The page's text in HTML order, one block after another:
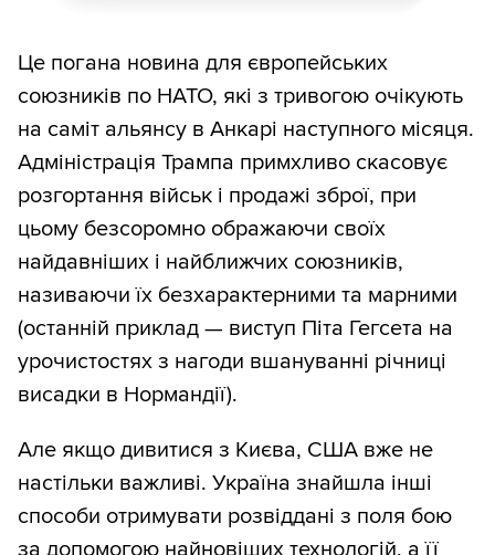
Це погана новина для європейських
союзників по НАТО, які з тривогою очікують
на саміт альянсу в Анкарі наступного місяця.
Адміністрація Трампа примхливо скасовує
розгортання військ і продажі зброї, при
цьому безсоромно ображаючи своїх
найдавніших і найближчих союзників,
називаючи їх безхарактерними та марними
(останній приклад — виступ Піта Гегсета на
урочистостях з нагоди вшануванні річниці
висадки в Нормандії).
Але якщо дивитися з Києва, США вже не
настільки важливі. Україна знайшла інші
способи отримувати розвіддані з поля бою